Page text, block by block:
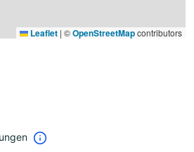
Leaflet | ©OpenStreetMapcontributors